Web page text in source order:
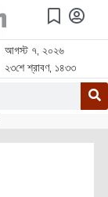
আগস্ট ৭, ২০২৬
২৩শে শ্রাবণ, ১৪৩৩